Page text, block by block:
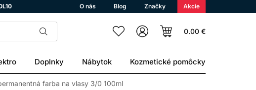
O nás Blog Značky Akcie
0.00 €
Doplnky Nábytok Kozmetické pomôcky
farba na vlasy 3/0 100ml